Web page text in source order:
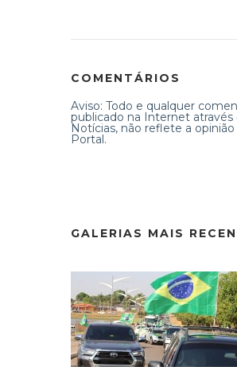
COMENTÁRIOS
Aviso: Todo e qualquer
publicado na Internet através
Notícias, não reflete a
Portal.
GALERIAS MAIS